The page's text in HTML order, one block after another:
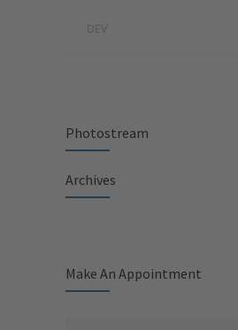
DEV
Photostream
Archives
Make An Appointment